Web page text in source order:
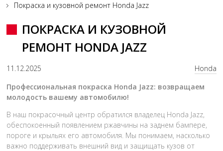
Покраска и кузовной ремонт Honda Jazz
ПОКРАСКА И КУЗОВНОЙ
РЕМОНТ HONDA JAZZ
11.12.2025
Honda
Профессиональная покраска Honda Jazz: возвращаем
молодость вашему автомобилю!
В наш покрасочный центр обратился владелец Honda Jazz,
обеспокоенный появлением ржавчины на заднем бампере,
пороге и крыльях его автомобиля. Мы понимаем, насколько
важно поддерживать внешний вид и защищать кузов от